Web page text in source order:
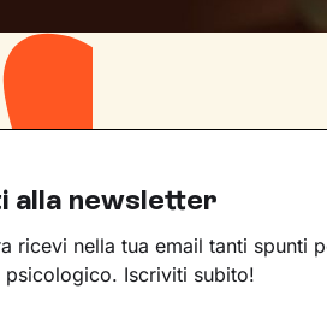
alla newsletter
ricevi nella tua email tanti spunti
psicologico. Iscriviti subito!